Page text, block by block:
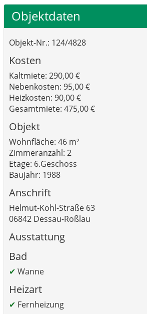
Objektdaten
Objekt-Nr.: 124/4828
Kosten
Kaltmiete: 290,00 €
Nebenkosten: 95,00 €
Heizkosten: 90,00 €
Gesamtmiete: 475,00 €
Objekt
Wohnfläche: 46 m²
Zimmeranzahl: 2
Etage: 6.Geschoss
Baujahr: 1988
Anschrift
Helmut-Kohl-Straße 63
06842 Dessau-Roßlau
Ausstattung
Bad
✔ Wanne
Heizart
✔ Fernheizung